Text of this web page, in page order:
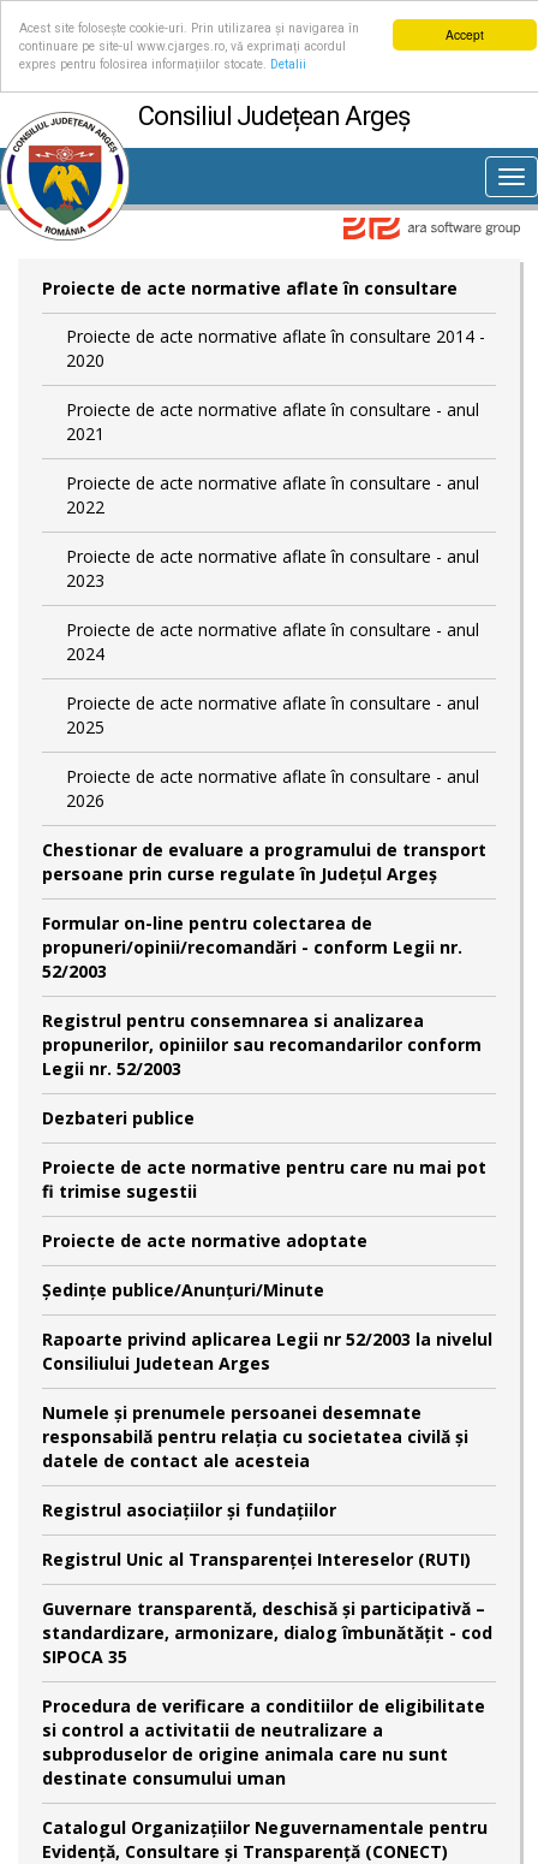
Accept
Acest site folosește cookie-uri. Prin utilizarea și navigarea în
continuare pe site-ul www.cjarges.ro, vă exprimați acordul
expres pentru folosirea informațiilor stocate.
Detalii
Consiliul Județean Argeș
Proiecte de acte normative aflate în consultare
Proiecte de acte normative aflate în consultare 2014 -
2020
Proiecte de acte normative aflate în consultare - anul
2021
Proiecte de acte normative aflate în consultare - anul
2022
Proiecte de acte normative aflate în consultare - anul
2023
Proiecte de acte normative aflate în consultare - anul
2024
Proiecte de acte normative aflate în consultare - anul
2025
Proiecte de acte normative aflate în consultare - anul
2026
Chestionar de evaluare a programului de transport
persoane prin curse regulate în Județul Argeș
Formular on-line pentru colectarea de
propuneri/opinii/recomandări - conform Legii nr.
52/2003
Registrul pentru consemnarea si analizarea
propunerilor, opiniilor sau recomandarilor conform
Legii nr. 52/2003
Dezbateri publice
Proiecte de acte normative pentru care nu mai pot
fi trimise sugestii
Proiecte de acte normative adoptate
Şedinţe publice/Anunţuri/Minute
Rapoarte privind aplicarea Legii nr 52/2003 la nivelul
Consiliului Judetean Arges
Numele şi prenumele persoanei desemnate
responsabilă pentru relaţia cu societatea civilă şi
datele de contact ale acesteia
Registrul asociațiilor și fundațiilor
Registrul Unic al Transparenței Intereselor (RUTI)
Guvernare transparentă, deschisă și participativă –
standardizare, armonizare, dialog îmbunătățit - cod
SIPOCA 35
Procedura de verificare a conditiilor de eligibilitate
si control a activitatii de neutralizare a
subproduselor de origine animala care nu sunt
destinate consumului uman
Catalogul Organizațiilor Neguvernamentale pentru
Evidență, Consultare și Transparență (CONECT)